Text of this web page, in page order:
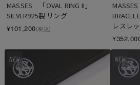
MASSES　「OVAL RING II」
SILVER925製 リング
¥101,200(税込)
レスレ